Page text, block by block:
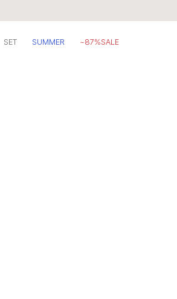
SET SUMMER
~87%SALE